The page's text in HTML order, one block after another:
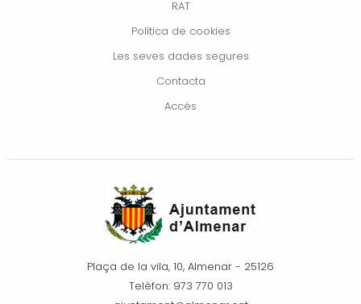
RAT
Política de cookies
Les seves dades segures
Contacta
Accés
Plaça de la vila, 10, Almenar - 25126
Telèfon: 973 770 013